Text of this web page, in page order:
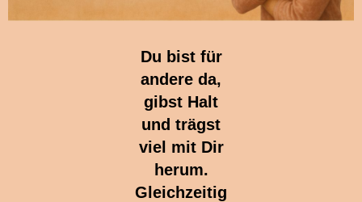
Du bist für
andere da,
gibst Halt
und trägst
viel mit Dir
herum.
Gleichzeitig